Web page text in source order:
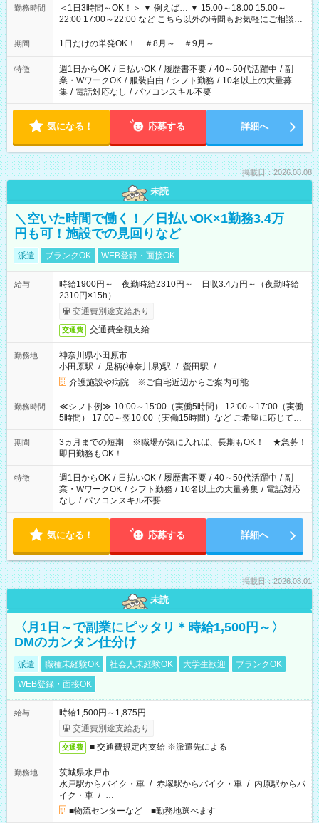
勤務時間
＜1日3時間～OK！＞ ▼ 例えば… ▼ 15:00～18:00 15:00～
22:00 17:00～22:00 など こちら以外の時間もお気軽にご相談く
ださい！
期間 1日だけの単発OK！ ＃8月～ ＃9月～
特徴 週1日からOK / 日払いOK / 履歴書不要 / 40～50代活躍中 / 副
業・WワークOK / 服装自由 / シフト勤務 / 10名以上の大量募
集 / 電話対応なし / パソコンスキル不要
気になる！ 応募する 詳細へ
掲載日：2026.08.08
未読
＼空いた時間で働く！／日払いOK×1勤務3.4万
円も可！施設での見回りなど
派遣 ブランクOK WEB登録・面接OK
給与
時給1900円～ 夜勤時給2310円～ 日収3.4万円～（夜勤時給
2310円×15h）
交通費別途支給あり
交通費 交通費全額支給
勤務地
神奈川県小田原市
小田原駅 / 足柄(神奈川県)駅 / 螢田駅 / …
介護施設や病院 ※ご自宅近辺からご案内可能
勤務時間
≪シフト例≫ 10:00～15:00（実働5時間） 12:00～17:00（実働
5時間） 17:00～翌10:00（実働15時間）など ご希望に応じて、
働く時間は調整できます！ お気軽に担当へ相談ください！
期間
3ヵ月までの短期 ※職場が気に入れば、長期もOK！ ★急募！
即日勤務もOK！
特徴 週1日からOK / 日払いOK / 履歴書不要 / 40～50代活躍中 / 副
業・WワークOK / シフト勤務 / 10名以上の大量募集 / 電話対応
なし / パソコンスキル不要
気になる！ 応募する 詳細へ
掲載日：2026.08.01
未読
〈月1日～で副業にピッタリ＊時給1,500円～〉
DMのカンタン仕分け
派遣 職種未経験OK 社会人未経験OK 大学生歓迎
ブランクOK
WEB登録・面接OK
給与
時給1,500円～1,875円
交通費別途支給あり
交通費 ■ 交通費規定内支給 ※派遣先による
勤務地
茨城県水戸市
水戸駅からバイク・車 / 赤塚駅からバイク・車 / 内原駅からバ
イク・車 / …
■物流センターなど ■勤務地選べます